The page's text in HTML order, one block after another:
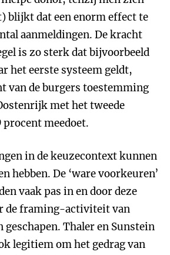
blijkt dat een enorm effect te
aanmeldingen. De kracht
is zo sterk dat bijvoorbeeld
het eerste systeem geldt,
van de burgers toestemming
met het tweede
meedoet.
in de keuzecontext kunnen
hebben. De ‘ware voorkeuren’
vaak pas in en door deze
de framing-activiteit van
Thaler en Sunstein
legitiem om het gedrag van